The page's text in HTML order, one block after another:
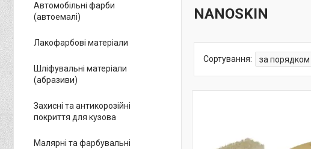
NANOSKIN
Автомобільні фарби
(автоемалі)
Лакофарбові матеріали
Шліфувальні матеріали
(абразиви)
Захисні та антикорозійні
покриття для кузова
Малярні та фарбувальні